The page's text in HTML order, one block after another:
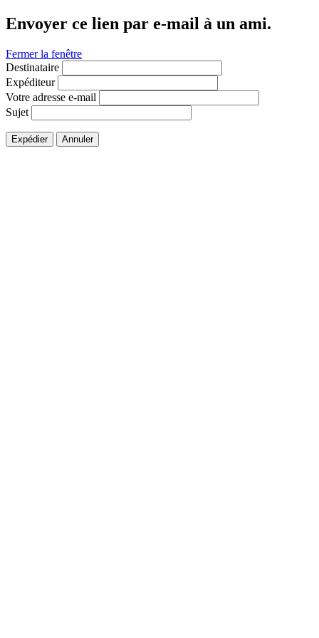
Envoyer ce lien par e-mail à un ami.
Fermer la fenêtre
Destinataire
Expéditeur
Votre adresse e-mail
Sujet
Expédier Annuler